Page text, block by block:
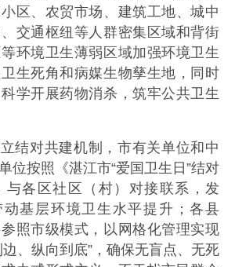
区、农贸市场、建筑工地、城中
交通枢纽等人群密集区域和背街
环境卫生薄弱区域加强环境卫生
生死角和病媒生物孳生地，同时
学开展药物消杀，筑牢公共卫生
结对共建机制，市有关单位和中
位按照《湛江市“爱国卫生日”结对
与各区社区（村）对接联系，发
动基层环境卫生水平提升；各县
参照市级模式，以网格化管理实现
、纵向到底”，确保无盲点、无死